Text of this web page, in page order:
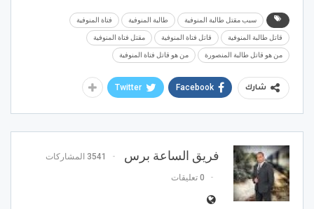
سبب مقتل طالبة المنوفية طالبة المنوفية فتاة المنوفية
قاتل طالبة المنوفية قاتل فتاة المنوفية مقتل فتاة المنوفية
من هو قاتل طالبة المنصورة من هو قاتل فتاة المنوفية
شارك Facebook
Twitter
فريق الساعة برس 3541 المشاركات
0 تعليقات